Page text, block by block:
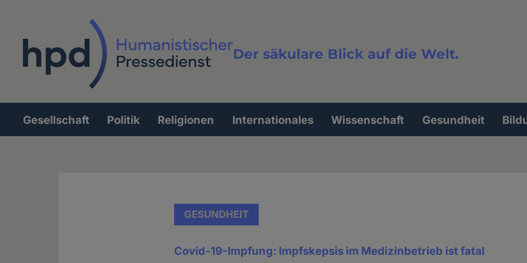
Der säkulare Blick auf die Welt.
Volltextsuche
Hauptnavigation
Gesellschaft Politik Religionen Internationales Wissenschaft Gesundheit
GESUNDHEIT
Covid-19-Impfung: Impfskepsis im Medizinbetrieb ist fatal